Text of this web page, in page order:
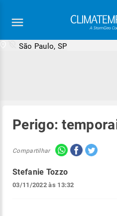
São Paulo, SP
Perigo:
Compartilhar
Stefanie Tozzo
03/11/2022 às 13:32